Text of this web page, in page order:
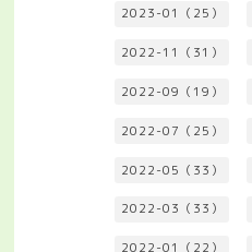
2023-01（25）
2022-11（31）
2022-09（19）
2022-07（25）
2022-05（33）
2022-03（33）
2022-01（22）